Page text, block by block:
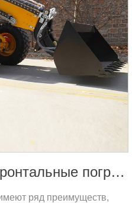
Продам большие фронтальные погрузчики
ряд преимуществ,